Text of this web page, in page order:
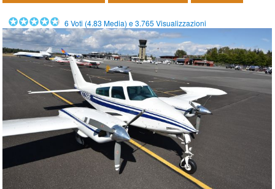
6 Voti (4.83 Media) e3.765 Visualizzazioni